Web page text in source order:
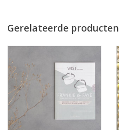
Gerelateerde producten